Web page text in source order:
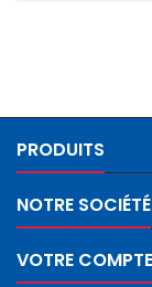
PRODUITS
NOTRE SOCIÉTÉ
VOTRE COMPTE